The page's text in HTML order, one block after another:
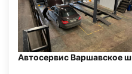
Автосервис Варшавское ш